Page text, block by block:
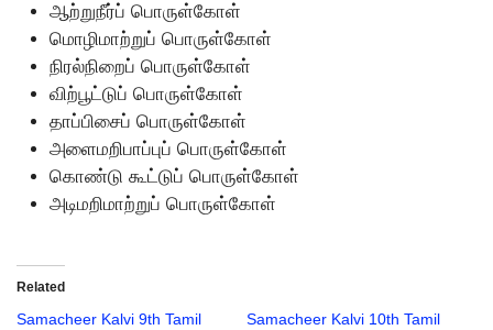
ஆற்றுநீர்ப் பொருள்கோள்
மொழிமாற்றுப் பொருள்கோள்
நிரல்நிறைப் பொருள்கோள்
விற்பூட்டுப் பொருள்கோள்
தாப்பிசைப் பொருள்கோள்
அளைமறிபாப்புப் பொருள்கோள்
கொண்டு கூட்டுப் பொருள்கோள்
அடிமறிமாற்றுப் பொருள்கோள்
Related
Samacheer Kalvi 9th Tamil
Samacheer Kalvi 10th Tamil